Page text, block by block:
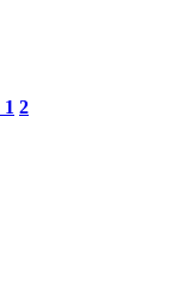
1 2